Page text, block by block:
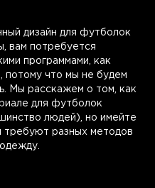
дизайн для футболок
вам потребуется
программами, как
потому что мы не будем
Мы расскажем о том, как
для футболок
людей), но имейте
требуют разных методов